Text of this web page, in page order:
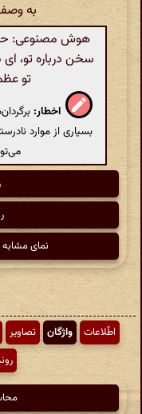
به
هوش مصنوعی:
سخن درباره تو،
تو
اخطار:
بسیاری از موارد
نمای مشابه
اطّلاعات واژگان تصاویر